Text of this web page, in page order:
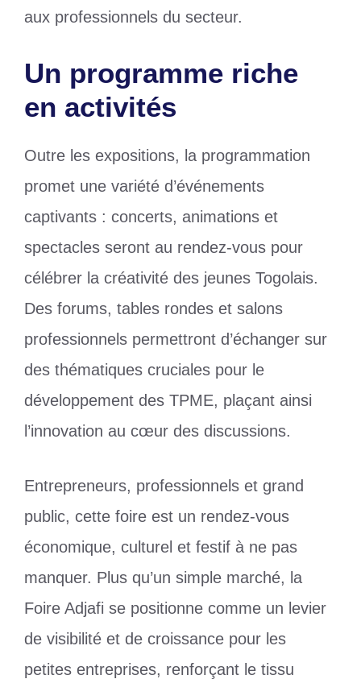
aux professionnels du secteur.
Un programme riche
en activités
Outre les expositions, la programmation
promet une variété d’événements
captivants : concerts, animations et
spectacles seront au rendez-vous pour
célébrer la créativité des jeunes Togolais.
Des forums, tables rondes et salons
professionnels permettront d’échanger sur
des thématiques cruciales pour le
développement des TPME, plaçant ainsi
l’innovation au cœur des discussions.
Entrepreneurs, professionnels et grand
public, cette foire est un rendez-vous
économique, culturel et festif à ne pas
manquer. Plus qu’un simple marché, la
Foire Adjafi se positionne comme un levier
de visibilité et de croissance pour les
petites entreprises, renforçant le tissu